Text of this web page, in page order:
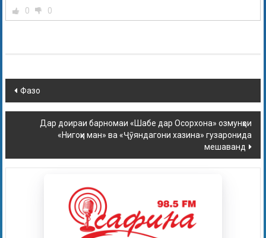
0 0
Фазо
Дар доираи барномаи «Шабе дар Осорхона» озмунҳои
«Нигоҳи ман» ва «Ҷӯяндагони хазина» гузаронида
мешаванд